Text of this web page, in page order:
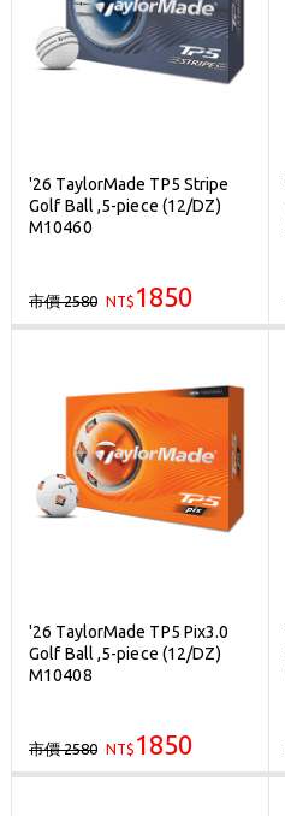
'26 TaylorMade TP5 Stripe
Golf Ball ,5-piece (12/DZ)
M10460
市價 2580 NT$ 1850
'26 TaylorMade TP5 Pix3.0
Golf Ball ,5-piece (12/DZ)
M10408
市價 2580 NT$ 1850